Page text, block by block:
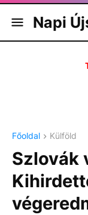
Napi
Főoldal Külföld
Szlovák